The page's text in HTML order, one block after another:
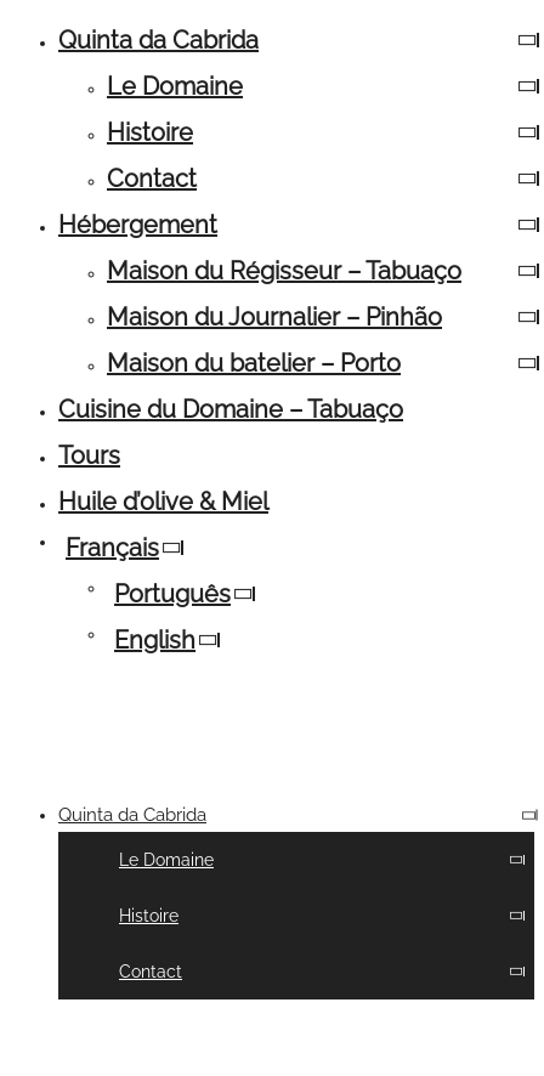
Quinta da Cabrida
Le Domaine
Histoire
Contact
Hébergement
Maison du Régisseur – Tabuaço
Maison du Journalier – Pinhão
Maison du batelier – Porto
Cuisine du Domaine – Tabuaço
Tours
Huile d’olive & Miel
Français
Português
English
Quinta da Cabrida
Le Domaine
Histoire
Contact